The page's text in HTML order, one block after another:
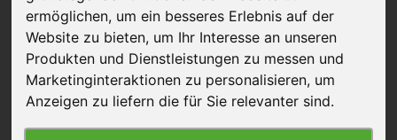
ermöglichen, um ein besseres Erlebnis auf der
Website zu bieten, um Ihr Interesse an unseren
Produkten und Dienstleistungen zu messen und
Marketinginteraktionen zu personalisieren, um
Anzeigen zu liefern die für Sie relevanter sind.
Do it yourself – mach
es selbst! In Sachen